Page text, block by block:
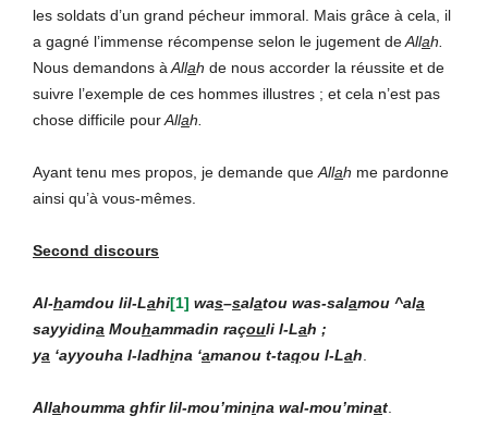
les soldats d’un grand pécheur immoral. Mais grâce à cela, il
a gagné l’immense récompense selon le jugement deAllah.
Nous demandons à Allah de nous accorder la réussite et de
suivre l’exemple de ces hommes illustres ; et cela n’est pas
chose difficile pourAllah.
Ayant tenu mes propos, je demande que Allah me pardonne
ainsi qu’à vous-mêmes.
Second discours
Al-hamdou lil-Lahi[1] was–salatou was-salamou ^ala
sayyidina Mouhammadin raçouli l-Lah ;
ya ‘ayyouha l-ladhina ‘amanou t-taqou l-Lah
Allahoumma ghfir lil-mou’minina wal-mou’minat